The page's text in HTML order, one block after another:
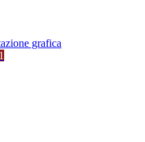
grafica
1